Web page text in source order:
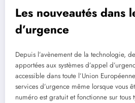
Les nouveautés dans
d’urgence
Depuis l’avènement de la technologie,
apportées aux systèmes d’appel
accessible dans toute l’Union
services d’urgence même lorsque vous
numéro est gratuit et fonctionne sur tous